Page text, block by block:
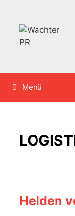
springen
Menü
Helden